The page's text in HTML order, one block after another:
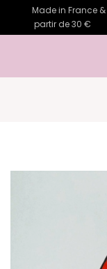
Made in France
partir de 30 €